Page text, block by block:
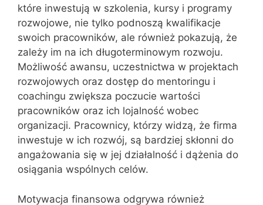
które inwestują w szkolenia, kursy i programy
rozwojowe, nie tylko podnoszą kwalifikacje
swoich pracowników, ale również pokazują, że
zależy im na ich długoterminowym rozwoju.
Możliwość awansu, uczestnictwa w projektach
rozwojowych oraz dostęp do mentoringu i
coachingu zwiększa poczucie wartości
pracowników oraz ich lojalność wobec
organizacji. Pracownicy, którzy widzą, że firma
inwestuje w ich rozwój, są bardziej skłonni do
angażowania się w jej działalność i dążenia do
osiągania wspólnych celów.
Motywacja finansowa odgrywa również